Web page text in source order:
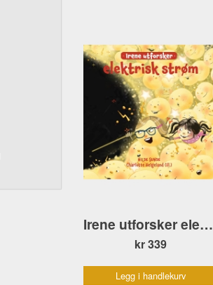
Irene utforsker elektrisk strøm
kr 339
Legg i handlekurv